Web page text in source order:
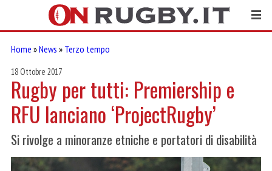
Home »News » Terzo tempo
18 Ottobre 2017
Rugby per tutti: Premiership e
RFU lanciano ‘ProjectRugby’
Si rivolge a minoranze etniche e portatori di disabilità